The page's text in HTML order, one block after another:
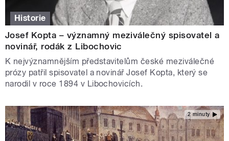
Historie
Josef Kopta – významný meziválečný spisovatel a
novinář, rodák z Libochovic
K nejvýznamnějším představitelům české meziválečné
prózy patřil spisovatel a novinář Josef Kopta, který se
narodil v roce 1894 v Libochovicích.
2 minuty